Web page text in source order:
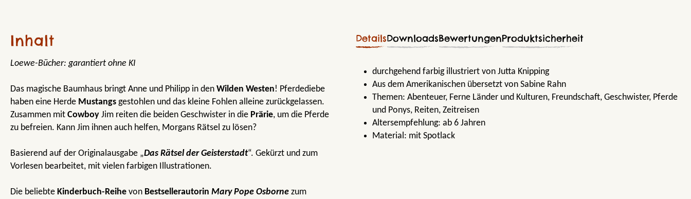
Inhalt
Loewe-Bücher: garantiert ohne KI
Das magische Baumhaus bringt Anne und Philipp in den Wilden Westen! Pferdediebe
haben eine Herde Mustangs gestohlen und das kleine Fohlen alleine zurückgelassen.
Zusammen mit Cowboy Jim reiten die beiden Geschwister in die Prärie, um die Pferde
zu befreien. Kann Jim ihnen auch helfen, Morgans Rätsel zu lösen?
Basierend auf der Originalausgabe „Das Rätsel der Geisterstadt“. Gekürzt und zum
Vorlesen bearbeitet, mit vielen farbigen Illustrationen.
Die beliebte Kinderbuch-Reihe von Bestsellerautorin Mary Pope Osborne zum
DetailsDownloadsBewertungenProduktsicherheit
durchgehend farbig illustriert von Jutta Knipping
Aus dem Amerikanischen übersetzt von Sabine Rahn
Themen: Abenteuer, Ferne Länder und Kulturen, Freundschaft, Geschwister, Pferde
und Ponys, Reiten, Zeitreisen
Altersempfehlung: ab 6 Jahren
Material: mit Spotlack